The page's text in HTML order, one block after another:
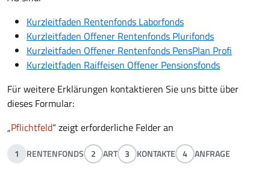
Kurzleitfaden Rentenfonds Laborfonds
Kurzleitfaden Offener Rentenfonds Plurifonds
Kurzleitfaden Offener Rentenfonds PensPlan Profi
Kurzleitfaden Raiffeisen Offener Pensionsfonds
Für weitere Erklärungen kontaktieren Sie uns bitte über
dieses Formular:
„Pflichtfeld“ zeigt erforderliche Felder an
1 RENTENFONDS 2 ART 3 KONTAKTE 4 ANFRAGE